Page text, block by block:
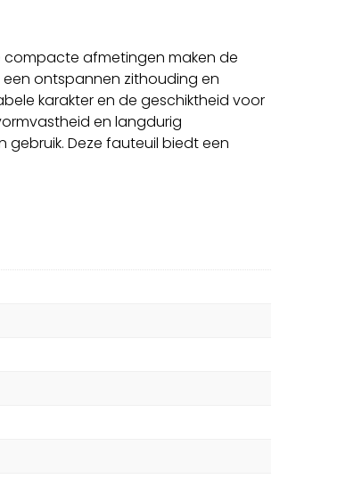
compacte afmetingen maken de
ontspannen zithouding en
karakter en de geschiktheid voor
en langdurig
gebruik. Deze fauteuil biedt een